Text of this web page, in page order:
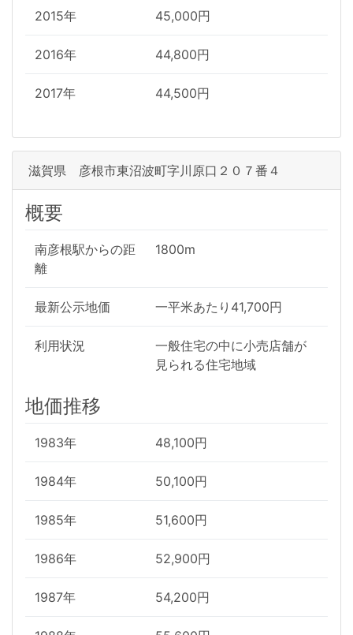
2015年 45,000円
2016年 44,800円
2017年 44,500円
滋賀県 彦根市東沼波町字川原口２０７番４
概要
南彦根駅からの距
離
1800m
最新公示地価 一平米あたり41,700円
利用状況
一般住宅の中に小売店舗が
見られる住宅地域
地価推移
1983年 48,100円
1984年 50,100円
1985年 51,600円
1986年 52,900円
1987年 54,200円